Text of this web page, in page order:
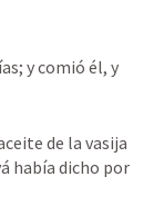
y comió él, y
de la vasija
había dicho por